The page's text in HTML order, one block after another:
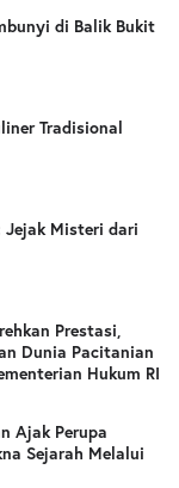
di Balik Bukit
Tradisional
Jejak Misteri dari
Prestasi,
Dunia Pacitanian
Hukum RI
Ajak Perupa
Sejarah Melalui